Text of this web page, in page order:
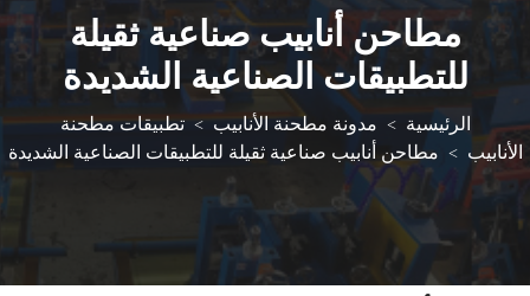
مطاحن أنابيب صناعية ثقيلة
للتطبيقات الصناعية الشديدة
الرئيسية > مدونة مطحنة الأنابيب >تطبيقات مطحنة
الأنابيب > مطاحن أنابيب صناعية ثقيلة للتطبيقات الصناعية الشديدة